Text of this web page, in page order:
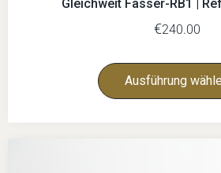
Gleichweit Fässer-RB1 |
€240.00
Ausführung